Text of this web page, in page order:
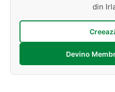
din
Devino